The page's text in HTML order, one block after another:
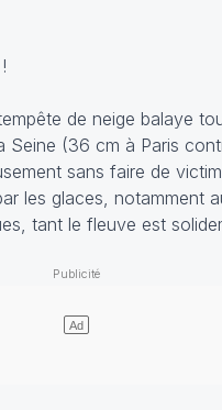
de neige balaye
(36 cm à Paris
sans faire de
les glaces, notamment
tant le fleuve est